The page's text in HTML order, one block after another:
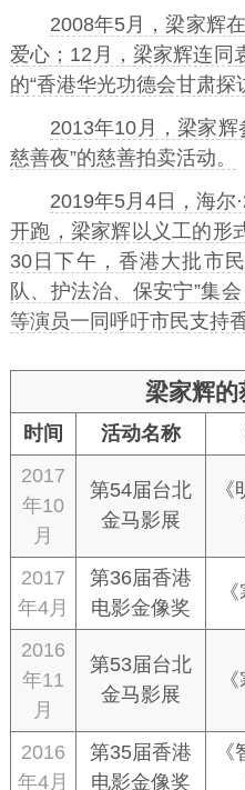
2008年5月，梁家辉
爱心；12月，梁家辉连同
的“香港华光功德会甘肃探
2013年10月，梁家辉
慈善夜”的慈善拍卖活动。
2019年5月4日，海尔
开跑，梁家辉以义工的形
30日下午，香港大批市
队、护法治、保安宁”集
等演员一同呼吁市民支持
梁家辉的
时间 活动名称
2017
年10
月
第54届台北
金马影展
2017
年4月
第36届香港
电影金像奖
2016
年11
月
第53届台北
金马影展
2016
年4月
第35届香港
电影金像奖